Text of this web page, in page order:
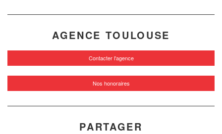
AGENCE TOULOUSE
Contacter l'agence
Nos honoraires
PARTAGER